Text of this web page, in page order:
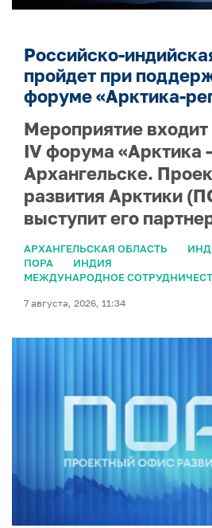
Российско-
пройдет при
форуме «Арктика-
Мероприятие
IV форума «Арктика
Архангельске.
развития Арктики
выступит его
АРХАНГЕЛЬСКАЯ ОБЛАСТЬ
ПОРА
ИНДИЯ
МЕЖДУНАРОДНОЕ
7 августа, 2026, 11:34